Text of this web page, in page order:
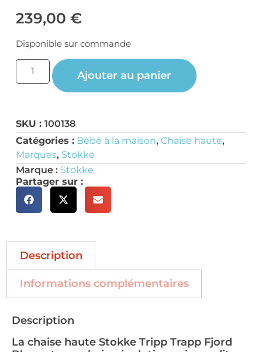
239,00 €
Disponible sur commande
Ajouter au panier
SKU : 100138
Catégories : Bébé à la maison, Chaise haute,
Marques, Stokke
Marque : Stokke
Partager sur :
Description
Informations complémentaires
Description
La chaise haute Stokke Tripp Trapp Fjord